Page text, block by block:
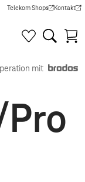
Telekom Shops
(Wird in einem neuen Tab
Kontakt
(Wird in
mit